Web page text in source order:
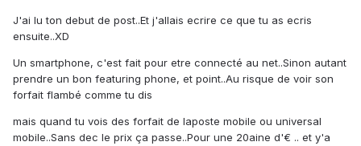
J'ai lu ton debut de post..Et j'allais ecrire ce que tu as ecris
ensuite..XD
Un smartphone, c'est fait pour etre connecté au net..Sinon autant
prendre un bon featuring phone, et point..Au risque de voir son
forfait flambé comme tu dis
mais quand tu vois des forfait de laposte mobile ou universal
mobile..Sans dec le prix ça passe..Pour une 20aine d'€ .. et y'a